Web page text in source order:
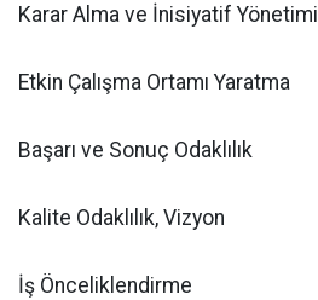
Karar Alma ve İnisiyatif Yönetimi
Etkin Çalışma Ortamı Yaratma
Başarı ve Sonuç Odaklılık
Kalite Odaklılık, Vizyon
İş Önceliklendirme